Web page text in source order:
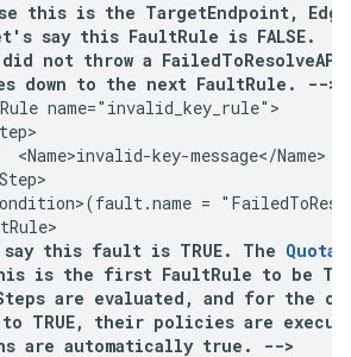
this is the TargetEndpoint,
say this FaultRule is FALSE.
not throw a
down to the next FaultRule. -->
name="invalid_key_rule">
<Name>invalid-key-message</Name>
=
this fault is TRUE. The Quota
is the first FaultRule to be
are evaluated, and for the
TRUE, their policies are